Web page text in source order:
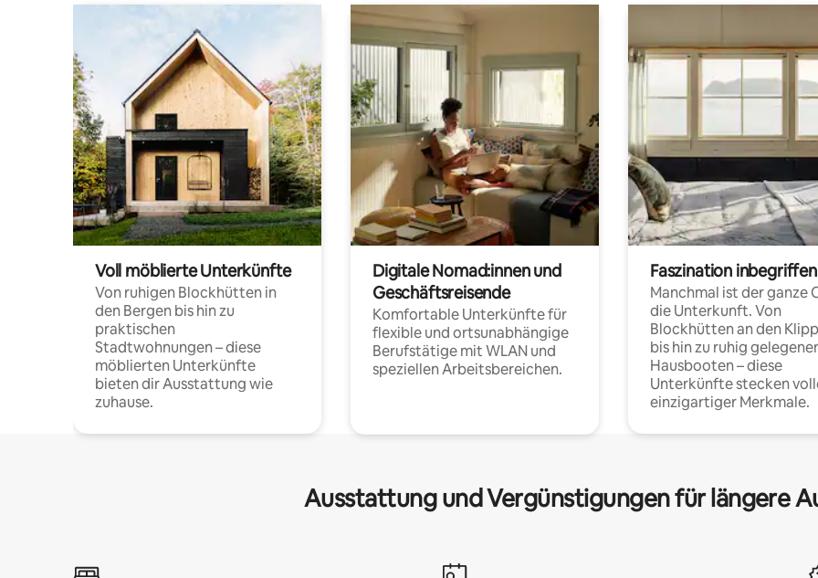
Voll möblierte Unterkünfte
Von ruhigen Blockhütten in
den Bergen bis hin zu
praktischen
Stadtwohnungen – diese
möblierten Unterkünfte
bieten dir Ausstattung wie
zuhause.
Digitale Nomad:innen und
Geschäftsreisende
Komfortable Unterkünfte für
flexible und ortsunabhängige
Berufstätige mit WLAN und
speziellen Arbeitsbereichen.
Faszination inbegriffen
Manchmal ist der ganze
die Unterkunft. Von
Blockhütten an den
bis hin zu ruhig
Hausbooten – diese
Unterkünfte stecken
einzigartiger Merkmale.
Ausstattung und Vergünstigungen für längere